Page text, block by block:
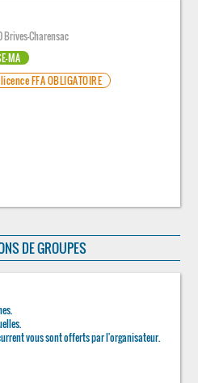
Brives-Charensac
MA
FFA OBLIGATOIRE
DE GROUPES
vous sont offerts par l'organisateur.